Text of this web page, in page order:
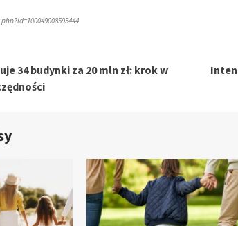
34 budynki za 20 mln zł: krok w